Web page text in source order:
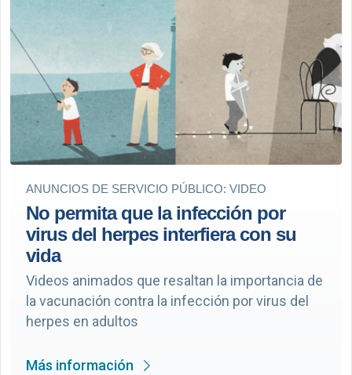
ANUNCIOS DE SERVICIO PÚBLICO: VIDEO
No permita que la infección por
virus del herpes interfiera con su
vida
Videos animados que resaltan la importancia de
la vacunación contra la infección por virus del
herpes en adultos
Más información